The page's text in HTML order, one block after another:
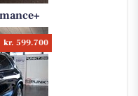
kr. 599.700